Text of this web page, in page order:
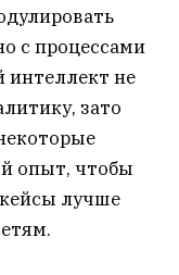
с процессами
интеллект не
зато
опыт, чтобы
лучше